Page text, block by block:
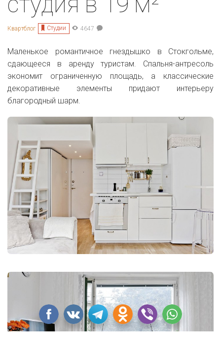
Квартблог Студии 4647
Маленькое романтичное гнездышко в Стокгольме,
сдающееся в аренду туристам. Спальня-антресоль
экономит ограниченную площадь, а классические
декоративные элементы придают интерьеру
благородный шарм.